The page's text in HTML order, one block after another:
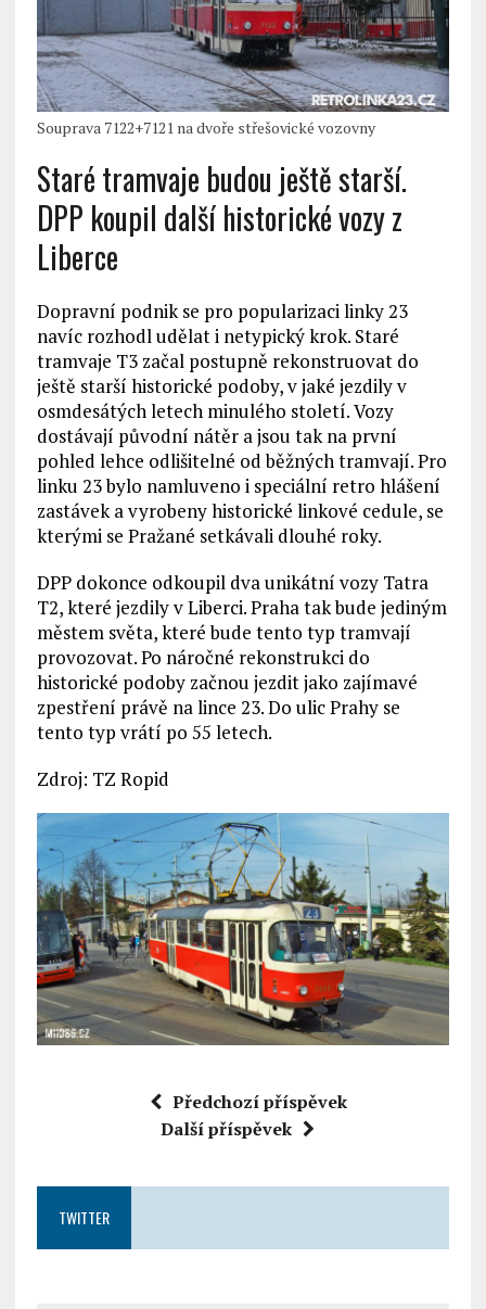
Souprava 7122+7121 na dvoře střešovické vozovny
Staré tramvaje budou ještě starší.
DPP koupil další historické vozy z
Liberce
Dopravní podnik se pro popularizaci linky 23
navíc rozhodl udělat i netypický krok. Staré
tramvaje T3 začal postupně rekonstruovat do
ještě starší historické podoby, v jaké jezdily v
osmdesátých letech minulého století. Vozy
dostávají původní nátěr a jsou tak na první
pohled lehce odlišitelné od běžných tramvají. Pro
linku 23 bylo namluveno i speciální retro hlášení
zastávek a vyrobeny historické linkové cedule, se
kterými se Pražané setkávali dlouhé roky.
DPP dokonce odkoupil dva unikátní vozy Tatra
T2, které jezdily v Liberci. Praha tak bude jediným
městem světa, které bude tento typ tramvají
provozovat. Po náročné rekonstrukci do
historické podoby začnou jezdit jako zajímavé
zpestření právě na lince 23. Do ulic Prahy se
tento typ vrátí po 55 letech.
Zdroj: TZ Ropid
Předchozí příspěvek
Další příspěvek
TWITTER